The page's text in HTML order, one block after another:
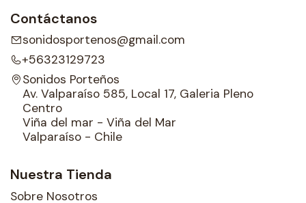
Contáctanos
sonidosportenos@gmail.com
+56323129723
Sonidos Porteños
Av. Valparaíso 585, Local 17, Galeria Pleno
Centro
Viña del mar - Viña del Mar
Valparaíso - Chile
Nuestra Tienda
Sobre Nosotros